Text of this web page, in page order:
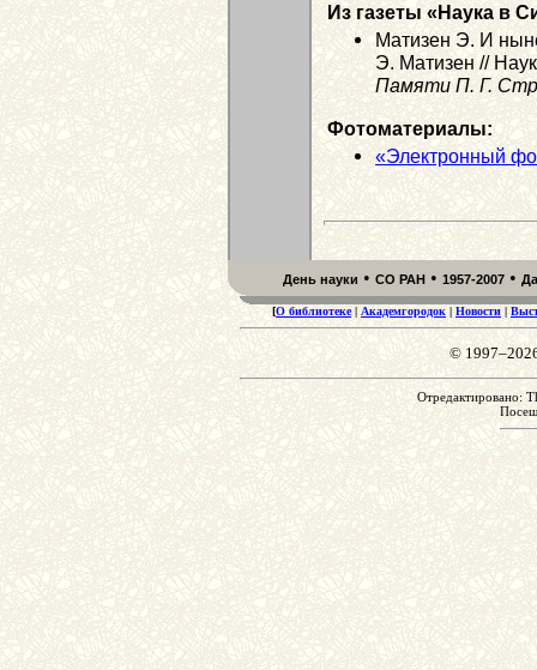
Из газеты «Наука в
Матизен Э. И
Э. Матизен //
Памяти П. Г.
Фотоматериалы:
«Электронный
День науки • СО РАН • 1957-2007 •
[О библиотеке| Академгородок| Новости |
©
Отредактировано: